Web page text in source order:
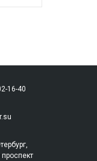
16-40